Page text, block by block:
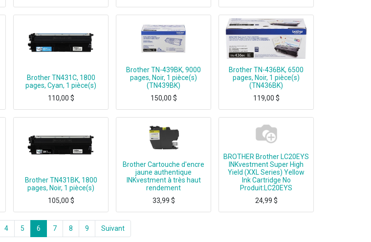
Brother TN431C, 1800
pages, Cyan, 1 pièce(s)
110,00 $
Brother TN-439BK, 9000
pages, Noir, 1 pièce(s)
(TN439BK)
150,00 $
Brother TN-436BK, 6500
pages, Noir, 1 pièce(s)
(TN436BK)
119,00 $
Brother TN431BK, 1800
pages, Noir, 1 pièce(s)
105,00 $
Brother Cartouche d'encre
jaune authentique
INKvestment à très haut
rendement
33,99 $
BROTHER Brother LC20EYS
INKvestment Super High
Yield (XXL Series) Yellow
Ink Cartridge No
Produit:LC20EYS
24,99 $
4 5 6 7 8 9 Suivant